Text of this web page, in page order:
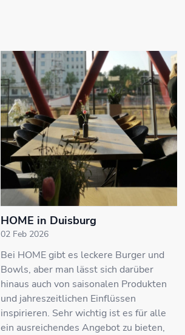
HOME in Duisburg
02 Feb 2026
Bei HOME gibt es leckere Burger und
Bowls, aber man lässt sich darüber
hinaus auch von saisonalen Produkten
und jahreszeitlichen Einflüssen
inspirieren. Sehr wichtig ist es für alle
ein ausreichendes Angebot zu bieten,